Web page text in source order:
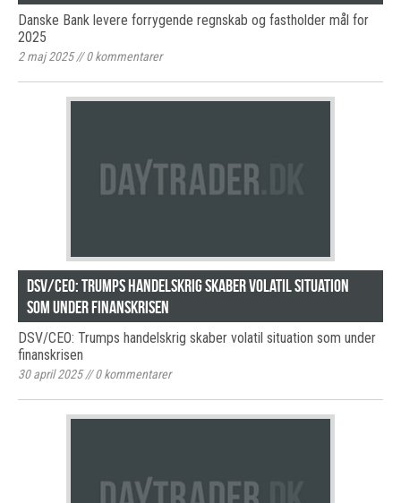
Danske Bank levere forrygende regnskab og fastholder mål for
2025
2 maj 2025//0kommentarer
DSV/CEO: Trumps handelskrig skaber volatil situation
som under finanskrisen
DSV/CEO: Trumps handelskrig skaber volatil situation som under
finanskrisen
30 april 2025//0kommentarer